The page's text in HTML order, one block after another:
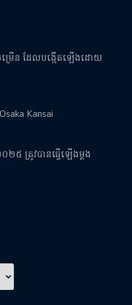
រើន ដែលបង្កើតឡើងដោយ
Kansai
៥ ត្រូវបានធ្វើឡើងម្តង